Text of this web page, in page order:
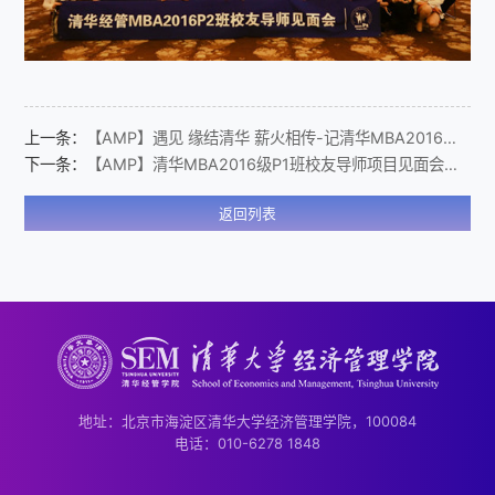
上一条：
【AMP】遇见 缘结清华 薪火相传-记清华MBA2016级P5班校友导师活动
下一条：
【AMP】清华MBA2016级P1班校友导师项目见面会正式启动
返回列表
地址：北京市海淀区清华大学经济管理学院，100084
电话：010-6278 1848